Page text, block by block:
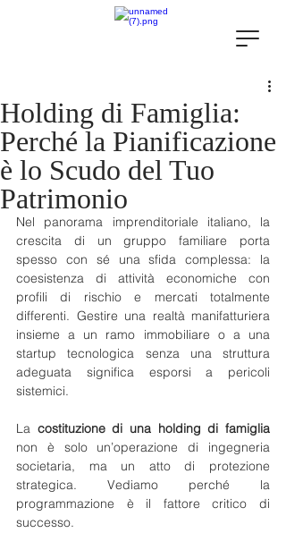
Holding di Famiglia:
Perché la Pianificazione
è lo Scudo del Tuo
Patrimonio
Nel panorama imprenditoriale italiano, la
crescita di un gruppo familiare porta
spesso con sé una sfida complessa: la
coesistenza di attività economiche con
profili di rischio e mercati totalmente
differenti. Gestire una realtà manifatturiera
insieme a un ramo immobiliare o a una
startup tecnologica senza una struttura
adeguata significa esporsi a pericoli
sistemici.
La costituzione di una holding di famiglia
non è solo un’operazione di ingegneria
societaria, ma un atto di protezione
strategica. Vediamo perché la
programmazione è il fattore critico di
successo.